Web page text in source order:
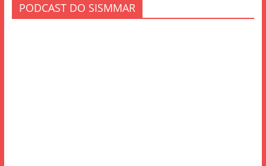
PODCAST DO SISMMAR